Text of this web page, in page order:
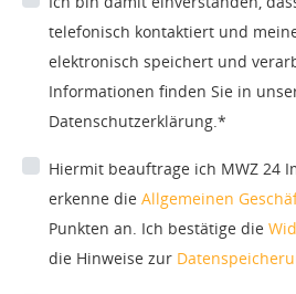
telefonisch kontaktiert und
elektronisch speichert und
Informationen finden Sie in
Datenschutzerklärung.*
Hiermit beauftrage ich MWZ 24
erkenne die Allgemeinen
Punkten an. Ich bestätige die
die Hinweise zur